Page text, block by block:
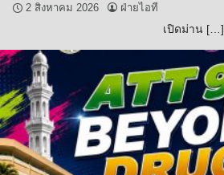
2 สิงหาคม 2026 ฝ่ายไอที
เปิดม่าน […]